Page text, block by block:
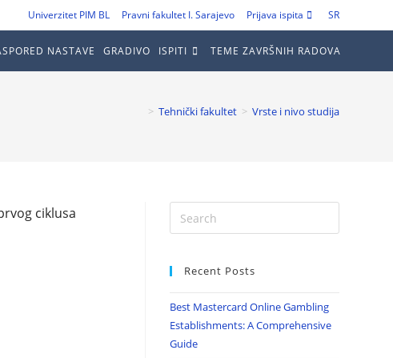
Univerzitet PIM BL Pravni fakultet I. Sarajevo Prijava ispita SR
NASTAVE GRADIVO ISPITI TEME ZAVRŠNIH RADOVA
> Tehnički fakultet > Vrste i nivo studija
ciklusa
Recent Posts
Best Mastercard Online Gambling
Establishments: A Comprehensive
Guide